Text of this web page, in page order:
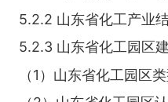
5.2.2 山东省化工产业
5.2.3 山东省化工园区
（1）山东省化工园区